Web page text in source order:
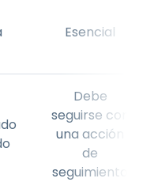
Esencial
Debe
seguirse con
una acción
de
seguimiento